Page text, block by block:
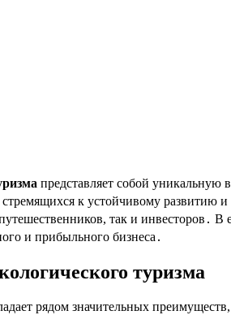
представляет собой уникальную
к устойчивому развитию
так и инвесторов․
и прибыльного бизнеса․
туризма
рядом значительных